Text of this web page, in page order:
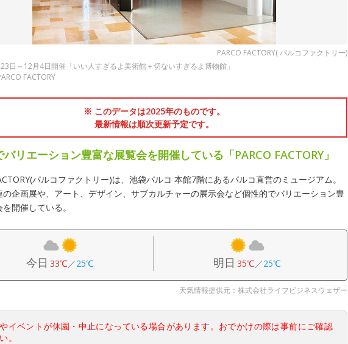
PARCO FACTORY( パルコファクトリー)
日～12月4日開催「いい人すぎるよ美術館＋切ないすぎるよ博物館」
FACTORY
※ このデータは2025年のものです。
最新情報は順次更新予定です。
リエーション豊富な展覧会を開催している「PARCO FACTORY」
パルコファクトリー)は、池袋パルコ 本館7階にあるパルコ直営のミュージアム。
の企画展や、アート、デザイン、サブカルチャーの展示会など個性的でバリエーション豊
開催している。
今日 33℃／25℃ 明日 35℃／25℃
天気情報提供元：株式会社ライフビジネスウェザー
イベントが休園・中止になっている場合があります。おでかけの際は事前にご確認
。